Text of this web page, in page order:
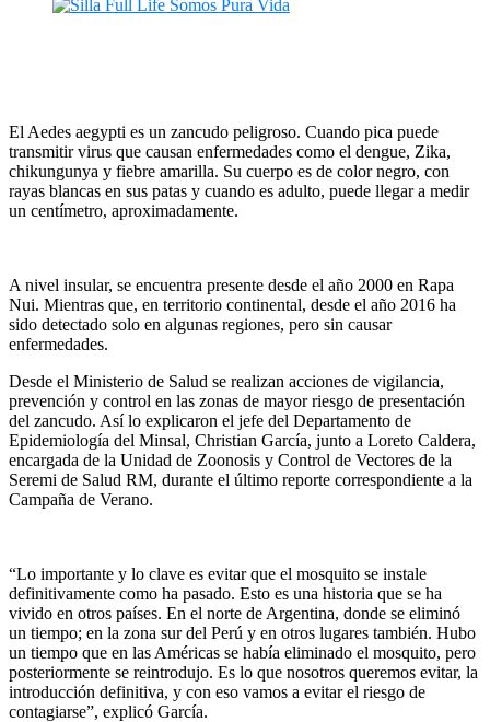
El Aedes aegypti es un zancudo peligroso. Cuando pica puede
transmitir virus que causan enfermedades como el dengue, Zika,
chikungunya y fiebre amarilla. Su cuerpo es de color negro, con
rayas blancas en sus patas y cuando es adulto, puede llegar a medir
un centímetro, aproximadamente.
A nivel insular, se encuentra presente desde el año 2000 en Rapa
Nui. Mientras que, en territorio continental, desde el año 2016 ha
sido detectado solo en algunas regiones, pero sin causar
enfermedades.
Desde el Ministerio de Salud se realizan acciones de vigilancia,
prevención y control en las zonas de mayor riesgo de presentación
del zancudo. Así lo explicaron el jefe del Departamento de
Epidemiología del Minsal, Christian García, junto a Loreto Caldera,
encargada de la Unidad de Zoonosis y Control de Vectores de la
Seremi de Salud RM, durante el último reporte correspondiente a la
Campaña de Verano.
“Lo importante y lo clave es evitar que el mosquito se instale
definitivamente como ha pasado. Esto es una historia que se ha
vivido en otros países. En el norte de Argentina, donde se eliminó
un tiempo; en la zona sur del Perú y en otros lugares también. Hubo
un tiempo que en las Américas se había eliminado el mosquito, pero
posteriormente se reintrodujo. Es lo que nosotros queremos evitar, la
introducción definitiva, y con eso vamos a evitar el riesgo de
contagiarse”, explicó García.